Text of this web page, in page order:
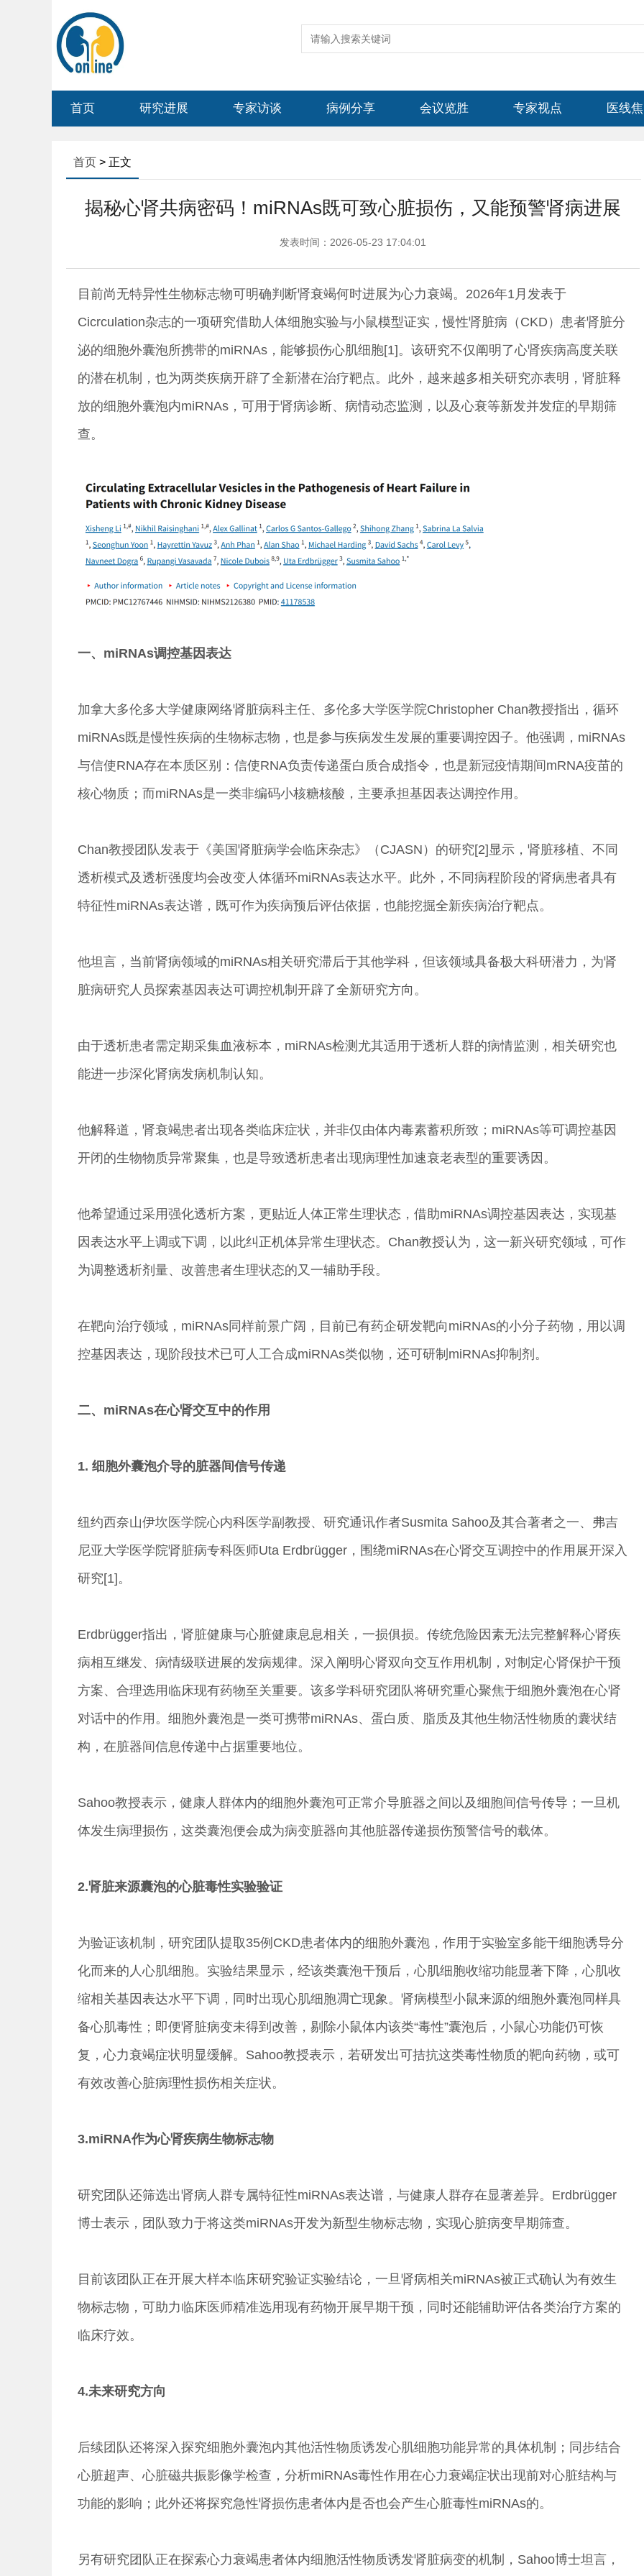
首页 研究进展 专家访谈 病例分享 会议览胜 专家视点 医线
首页 > 正文
揭秘心肾共病密码！miRNAs既可致心脏损伤，又能预警肾病进展
发表时间：2026-05-23 17:04:01
目前尚无特异性生物标志物可明确判断肾衰竭何时进展为心力衰竭。2026年1月发表于
Cicrculation杂志的一项研究借助人体细胞实验与小鼠模型证实，慢性肾脏病（CKD）患者肾脏分
泌的细胞外囊泡所携带的miRNAs，能够损伤心肌细胞[1]。该研究不仅阐明了心肾疾病高度关联
的潜在机制，也为两类疾病开辟了全新潜在治疗靶点。此外，越来越多相关研究亦表明，肾脏释
放的细胞外囊泡内miRNAs，可用于肾病诊断、病情动态监测，以及心衰等新发并发症的早期筛
查。
一、miRNAs调控基因表达
加拿大多伦多大学健康网络肾脏病科主任、多伦多大学医学院Christopher Chan教授指出，循环
miRNAs既是慢性疾病的生物标志物，也是参与疾病发生发展的重要调控因子。他强调，miRNAs
与信使RNA存在本质区别：信使RNA负责传递蛋白质合成指令，也是新冠疫情期间mRNA疫苗的
核心物质；而miRNAs是一类非编码小核糖核酸，主要承担基因表达调控作用。
Chan教授团队发表于《美国肾脏病学会临床杂志》（CJASN）的研究[2]显示，肾脏移植、不同
透析模式及透析强度均会改变人体循环miRNAs表达水平。此外，不同病程阶段的肾病患者具有
特征性miRNAs表达谱，既可作为疾病预后评估依据，也能挖掘全新疾病治疗靶点。
他坦言，当前肾病领域的miRNAs相关研究滞后于其他学科，但该领域具备极大科研潜力，为肾
脏病研究人员探索基因表达可调控机制开辟了全新研究方向。
由于透析患者需定期采集血液标本，miRNAs检测尤其适用于透析人群的病情监测，相关研究也
能进一步深化肾病发病机制认知。
他解释道，肾衰竭患者出现各类临床症状，并非仅由体内毒素蓄积所致；miRNAs等可调控基因
开闭的生物物质异常聚集，也是导致透析患者出现病理性加速衰老表型的重要诱因。
他希望通过采用强化透析方案，更贴近人体正常生理状态，借助miRNAs调控基因表达，实现基
因表达水平上调或下调，以此纠正机体异常生理状态。Chan教授认为，这一新兴研究领域，可作
为调整透析剂量、改善患者生理状态的又一辅助手段。
在靶向治疗领域，miRNAs同样前景广阔，目前已有药企研发靶向miRNAs的小分子药物，用以调
控基因表达，现阶段技术已可人工合成miRNAs类似物，还可研制miRNAs抑制剂。
二、miRNAs在心肾交互中的作用
1. 细胞外囊泡介导的脏器间信号传递
纽约西奈山伊坎医学院心内科医学副教授、研究通讯作者Susmita Sahoo及其合著者之一、弗吉
尼亚大学医学院肾脏病专科医师Uta Erdbrügger，围绕miRNAs在心肾交互调控中的作用展开深入
研究[1]。
Erdbrügger指出，肾脏健康与心脏健康息息相关，一损俱损。传统危险因素无法完整解释心肾疾
病相互继发、病情级联进展的发病规律。深入阐明心肾双向交互作用机制，对制定心肾保护干预
方案、合理选用临床现有药物至关重要。该多学科研究团队将研究重心聚焦于细胞外囊泡在心肾
对话中的作用。细胞外囊泡是一类可携带miRNAs、蛋白质、脂质及其他生物活性物质的囊状结
构，在脏器间信息传递中占据重要地位。
Sahoo教授表示，健康人群体内的细胞外囊泡可正常介导脏器之间以及细胞间信号传导；一旦机
体发生病理损伤，这类囊泡便会成为病变脏器向其他脏器传递损伤预警信号的载体。
2.肾脏来源囊泡的心脏毒性实验验证
为验证该机制，研究团队提取35例CKD患者体内的细胞外囊泡，作用于实验室多能干细胞诱导分
化而来的人心肌细胞。实验结果显示，经该类囊泡干预后，心肌细胞收缩功能显著下降，心肌收
缩相关基因表达水平下调，同时出现心肌细胞凋亡现象。肾病模型小鼠来源的细胞外囊泡同样具
备心肌毒性；即便肾脏病变未得到改善，剔除小鼠体内该类“毒性”囊泡后，小鼠心功能仍可恢
复，心力衰竭症状明显缓解。Sahoo教授表示，若研发出可拮抗这类毒性物质的靶向药物，或可
有效改善心脏病理性损伤相关症状。
3.miRNA作为心肾疾病生物标志物
研究团队还筛选出肾病人群专属特征性miRNAs表达谱，与健康人群存在显著差异。Erdbrügger
博士表示，团队致力于将这类miRNAs开发为新型生物标志物，实现心脏病变早期筛查。
目前该团队正在开展大样本临床研究验证实验结论，一旦肾病相关miRNAs被正式确认为有效生
物标志物，可助力临床医师精准选用现有药物开展早期干预，同时还能辅助评估各类治疗方案的
临床疗效。
4.未来研究方向
后续团队还将深入探究细胞外囊泡内其他活性物质诱发心肌细胞功能异常的具体机制；同步结合
心脏超声、心脏磁共振影像学检查，分析miRNAs毒性作用在心力衰竭症状出现前对心脏结构与
功能的影响；此外还将探究急性肾损伤患者体内是否也会产生心脏毒性miRNAs的。
另有研究团队正在探索心力衰竭患者体内细胞活性物质诱发肾脏病变的机制，Sahoo博士坦言，